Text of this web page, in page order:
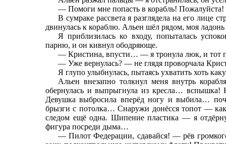
— Помоги мне попасть в корабль! Пожалуйста!
В сумраке рассвета я разглядела на его лице
двинулась к кораблю. Альен шёл рядом, моя
Я приблизилась ко входу, попыталась
парню, и он кивнул ободряюще.
— Кристина, впусти… — я тронула люк, и тот
— Уже вернулась? — не глядя проворчала
Я глупо улыбнулась, пытаясь ухватить хоть
Альен внезапно толкнул меня внутрь
обернулась и выпрыгнула из кресла… вспышка!
Девушка выбросила вперёд ногу и выбила…
брызги с потолка… Снаружи донёсся топот —
следом ещё одна. Шипение пластика — я
фигура посреди дыма…
— Пилот Федерации, сдавайся! — рёв